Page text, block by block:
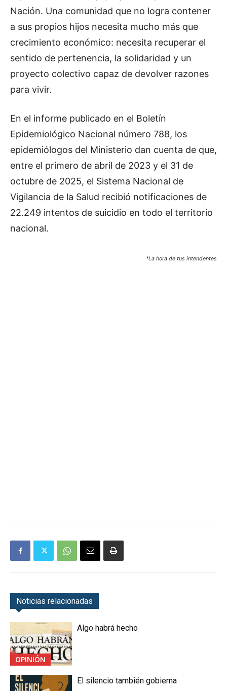
Nación. Una comunidad que no logra contener
a sus propios hijos necesita mucho más que
crecimiento económico: necesita recuperar el
sentido de pertenencia, la solidaridad y un
proyecto colectivo capaz de devolver razones
para vivir.
En el informe publicado en el Boletín
Epidemiológico Nacional número 788, los
epidemiólogos del Ministerio dan cuenta de que,
entre el primero de abril de 2023 y el 31 de
octubre de 2025, el Sistema Nacional de
Vigilancia de la Salud recibió notificaciones de
22.249 intentos de suicidio en todo el territorio
nacional.
*La hora de tus intendentes
Noticias relacionadas
OPINIÓN
Algo habrá hecho
El silencio también gobierna